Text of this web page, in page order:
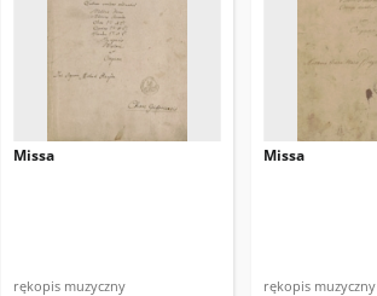
Missa
rękopis muzyczny
Missa
rękopis muzyczny